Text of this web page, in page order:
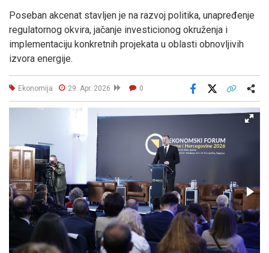
Poseban akcenat stavljen je na razvoj politika, unapređenje
regulatornog okvira, jačanje investicionog okruženja i
implementaciju konkretnih projekata u oblasti obnovljivih
izvora energije.
Ekonomija 29. Apr. 2026 0
Facebook